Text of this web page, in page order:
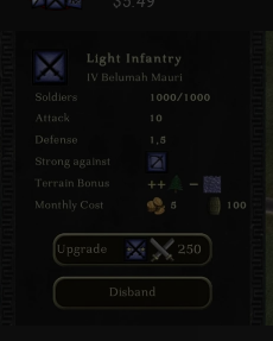
US$ 3,99 que é gratuito por meio do
escolha sólida para qualquer fã
Mas não espere jogá-lo
atenção e não o deixa escapar.